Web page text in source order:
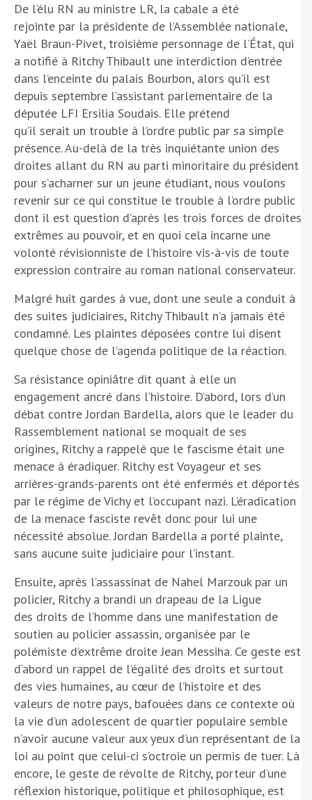
De l’élu RN au ministre LR, la cabale a été
rejointe par la présidente de l’Assemblée nationale,
Yaël Braun-Pivet, troisième personnage de l’État, qui
a notifié à Ritchy Thibault une interdiction d’entrée
dans l’enceinte du palais Bourbon, alors qu’il est
depuis septembre l’assistant parlementaire de la
députée LFI Ersilia Soudais. Elle prétend
qu’il serait un trouble à l’ordre public par sa simple
présence. Au-delà de la très inquiétante union des
droites allant du RN au parti minoritaire du président
pour s’acharner sur un jeune étudiant, nous voulons
revenir sur ce qui constitue le trouble à l’ordre public
dont il est question d’après les trois forces de droites
extrêmes au pouvoir, et en quoi cela incarne une
volonté révisionniste de l’histoire vis-à-vis de toute
expression contraire au roman national conservateur.
Malgré huit gardes à vue, dont une seule a conduit à
des suites judiciaires, Ritchy Thibault n’a jamais été
condamné. Les plaintes déposées contre lui disent
quelque chose de l’agenda politique de la réaction.
Sa résistance opiniâtre dit quant à elle un
engagement ancré dans l’histoire. D’abord, lors d’un
débat contre Jordan Bardella, alors que le leader du
Rassemblement national se moquait de ses
origines, Ritchy a rappelé que le fascisme était une
menace à éradiquer. Ritchy est Voyageur et ses
arrières-grands-parents ont été enfermés et déportés
par le régime de Vichy et l’occupant nazi. L’éradication
de la menace fasciste revêt donc pour lui une
nécessité absolue. Jordan Bardella a porté plainte,
sans aucune suite judiciaire pour l’instant.
Ensuite, après l’assassinat de Nahel Marzouk par un
policier, Ritchy a brandi un drapeau de la Ligue
des droits de l’homme dans une manifestation de
soutien au policier assassin, organisée par le
polémiste d’extrême droite Jean Messiha. Ce geste est
d’abord un rappel de l’égalité des droits et surtout
des vies humaines, au cœur de l’histoire et des
valeurs de notre pays, bafouées dans ce contexte où
la vie d’un adolescent de quartier populaire semble
n’avoir aucune valeur aux yeux d’un représentant de la
loi au point que celui-ci s’octroie un permis de tuer. Là
encore, le geste de révolte de Ritchy, porteur d’une
réflexion historique, politique et philosophique, est